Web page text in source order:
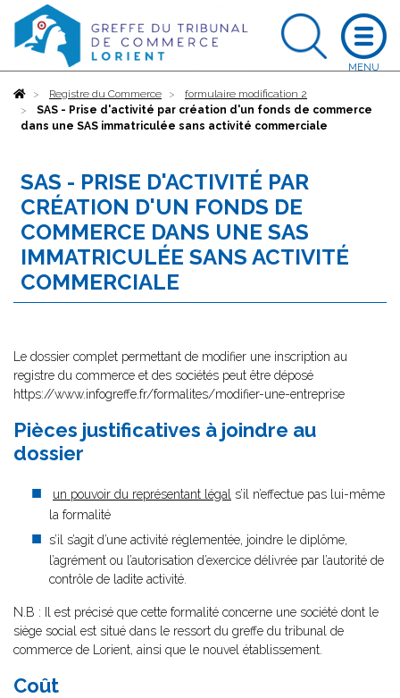
AccueilRegistre du Commerce
formulaire modification 2
SAS - Prise d'activité par création d'un fonds de commerce
dans une SAS immatriculée sans activité commerciale
SAS - PRISE D'ACTIVITÉ PAR
CRÉATION D'UN FONDS DE
COMMERCE DANS UNE SAS
IMMATRICULÉE SANS ACTIVITÉ
COMMERCIALE
Le dossier complet permettant de modifier une inscription au
registre du commerce et des sociétés peut être déposé
https://www.infogreffe.fr/formalites/modifier-une-entreprise
Pièces justificatives à joindre au
dossier
un pouvoir du représentant légal s’il n’effectue pas lui-même
la formalité
s’il s’agit d’une activité réglementée, joindre le diplôme,
l’agrément ou l’autorisation d’exercice délivrée par l’autorité de
contrôle de ladite activité.
N.B : Il est précisé que cette formalité concerne une société dont le
siège social est situé dans le ressort du greffe du tribunal de
commerce de Lorient, ainsi que le nouvel établissement.
Coût